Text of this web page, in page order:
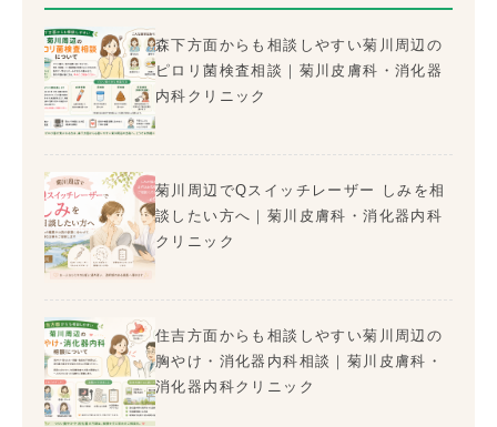
森下方面からも相談しやすい菊川周辺の
ピロリ菌検査相談｜菊川皮膚科・消化器
内科クリニック
菊川周辺でQスイッチレーザー しみを相
談したい方へ｜菊川皮膚科・消化器内科
クリニック
住吉方面からも相談しやすい菊川周辺の
胸やけ・消化器内科相談｜菊川皮膚科・
消化器内科クリニック